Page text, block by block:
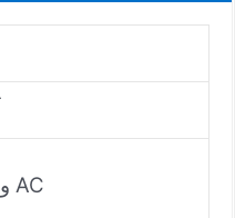
690 ولت AC